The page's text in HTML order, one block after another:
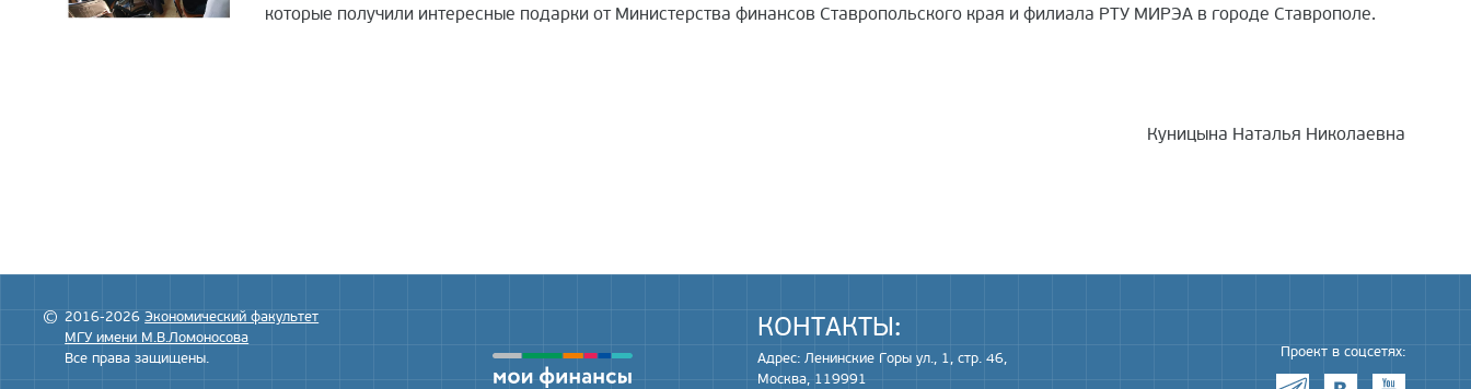
которые получили интересные подарки от Министерства финансов Ставропольского края и филиала РТУ МИРЭА в городе Ставрополе.
Куницына Наталья Николаевна
2016-2026Экономический факультет
МГУ имени М.В.Ломоносова
Все права защищены.
КОНТАКТЫ:
Адрес: Ленинские Горы ул., 1, стр. 46,
Москва, 119991
Проект в соцсетях: